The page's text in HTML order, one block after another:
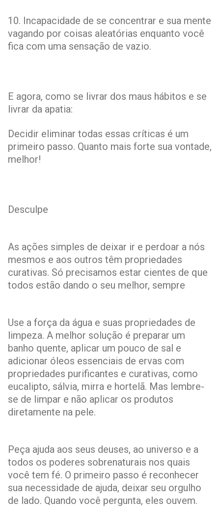
10. Incapacidade de se concentrar e sua mente
vagando por coisas aleatórias enquanto você
fica com uma sensação de vazio.
E agora, como se livrar dos maus hábitos e se
livrar da apatia:
Decidir eliminar todas essas críticas é um
primeiro passo. Quanto mais forte sua vontade,
melhor!
Desculpe
As ações simples de deixar ir e perdoar a nós
mesmos e aos outros têm propriedades
curativas. Só precisamos estar cientes de que
todos estão dando o seu melhor, sempre
Use a força da água e suas propriedades de
limpeza. A melhor solução é preparar um
banho quente, aplicar um pouco de sal e
adicionar óleos essenciais de ervas com
propriedades purificantes e curativas, como
eucalipto, sálvia, mirra e hortelã. Mas lembre-
se de limpar e não aplicar os produtos
diretamente na pele.
Peça ajuda aos seus deuses, ao universo e a
todos os poderes sobrenaturais nos quais
você tem fé. O primeiro passo é reconhecer
sua necessidade de ajuda, deixar seu orgulho
de lado. Quando você pergunta, eles ouvem.